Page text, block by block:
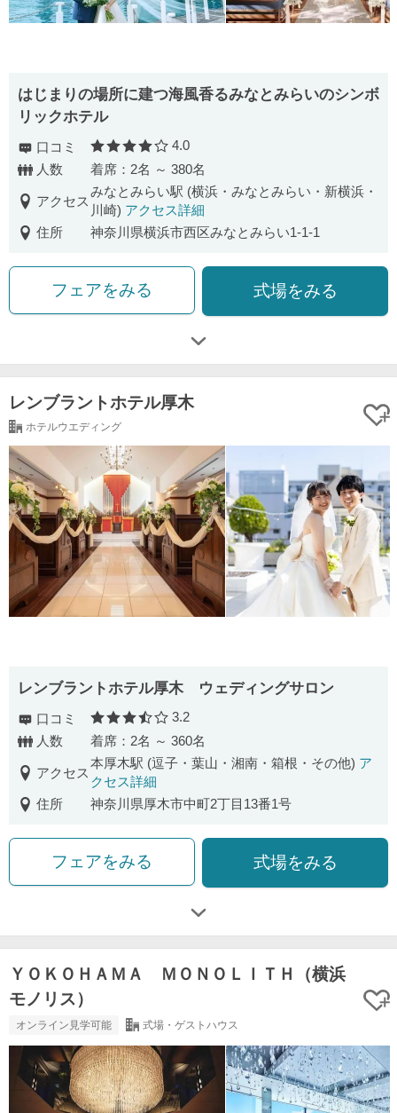
はじまりの場所に建つ海風香るみなとみらいのシンボ
リックホテル
口コミ 口コミ評価
4.0
人数
着席：2名 ～ 380名
アクセス
みなとみらい駅 (横浜・みなとみらい・新横浜・
川崎) アクセス詳細
住所
神奈川県横浜市西区みなとみらい1-1-1
フェアをみる 式場をみる
レンブラントホテル厚木
ホテルウエディング
レンブラントホテル厚木 ウェディングサロン
口コミ 口コミ評価
3.2
人数
着席：2名 ～ 360名
アクセス
本厚木駅 (逗子・葉山・湘南・箱根・その他) ア
クセス詳細
住所
神奈川県厚木市中町2丁目13番1号
フェアをみる 式場をみる
ＹＯＫＯＨＡＭＡ ＭＯＮＯＬＩＴＨ（横浜
モノリス）
オンライン見学可能 式場・ゲストハウス